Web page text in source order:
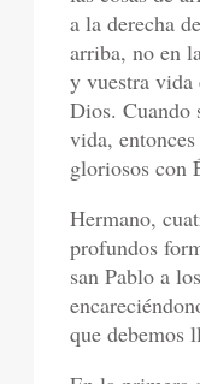
a la derecha
arriba, no en
y vuestra vida
Dios. Cuando
vida,
gloriosos con
Hermano,
profundos
san Pablo a
que debemos